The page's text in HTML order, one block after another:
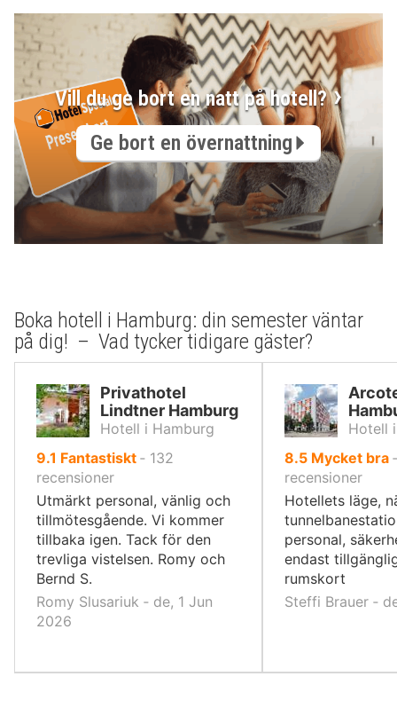
Vill du ge bort en natt på hotell?
Ge bort en övernattning
Boka hotell i Hamburg: din semester väntar
på dig! – Vad tycker tidigare gäster?
Privathotel
Lindtner Hamburg
Hotell i Hamburg
9.1 av
10,
Fantastiskt ‐ 132
recensioner
Utmärkt personal, vänlig och
tillmötesgående. Vi kommer
tillbaka igen. Tack för den
trevliga vistelsen. Romy och
Bernd S.
Romy Slusariuk ‐ de, 1 Jun
2026
Hotell
8.5av
10,
Mycket bra
recensioner
Hotellets läge,
personal,
endast
rumskort
Steffi Brauer ‐